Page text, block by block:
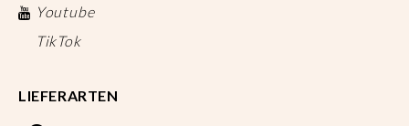
Youtube
TikTok
LIEFERARTEN